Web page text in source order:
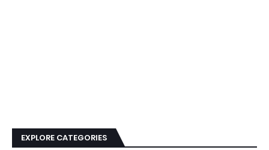
EXPLORE CATEGORIES